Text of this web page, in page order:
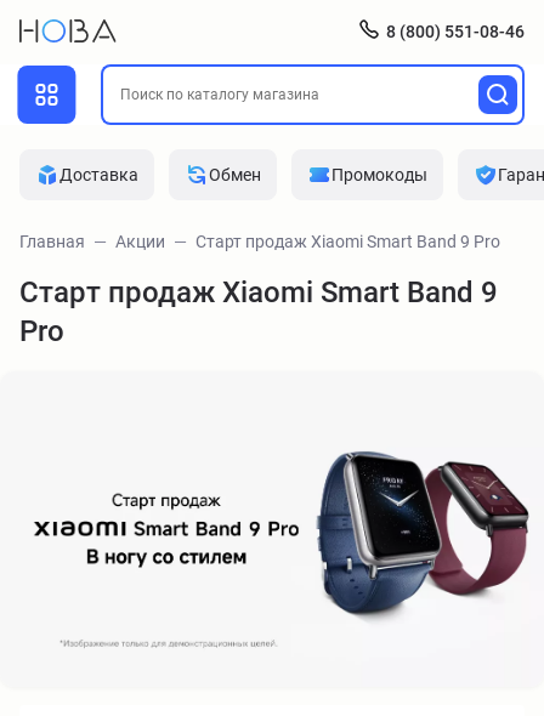
8 (800) 551-08-46
Доставка Обмен Промокоды
Главная Акции Старт продаж Xiaomi Smart Band 9 Pro
Старт продаж Xiaomi Smart Band 9
Pro